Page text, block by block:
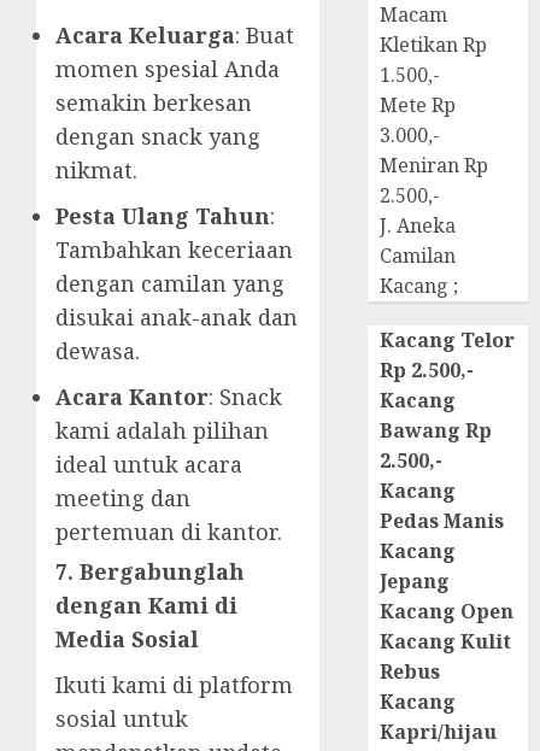
Acara Keluarga: Buat
momen spesial Anda
semakin berkesan
dengan snack yang
nikmat.
Pesta Ulang Tahun:
Tambahkan keceriaan
dengan camilan yang
disukai anak-anak dan
dewasa.
Acara Kantor: Snack
kami adalah pilihan
ideal untuk acara
meeting dan
pertemuan di kantor.
7. Bergabunglah
dengan Kami di
Media Sosial
Ikuti kami di platform
sosial untuk
Macam
Kletikan Rp
1.500,-
Mete Rp
3.000,-
Meniran Rp
2.500,-
J. Aneka
Camilan
Kacang ;
Kacang Telor
Rp 2.500,-
Kacang
Bawang Rp
2.500,-
Kacang
Pedas Manis
Kacang
Jepang
Kacang Open
Kacang Kulit
Rebus
Kacang
Kapri/hijau